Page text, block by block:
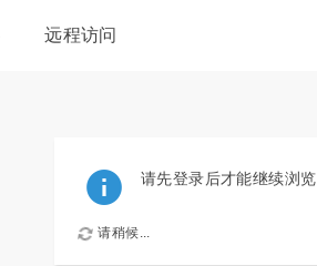
远程访问
请先登录后才能继续浏览
请稍候...